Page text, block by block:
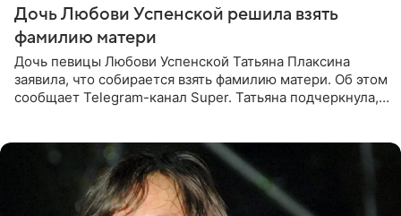
Дочь Любови Успенской решила взять
фамилию матери
Дочь певицы Любови Успенской Татьяна Плаксина
заявила, что собирается взять фамилию матери. Об этом
сообщает Telegram-канал Super. Татьяна подчеркнула,